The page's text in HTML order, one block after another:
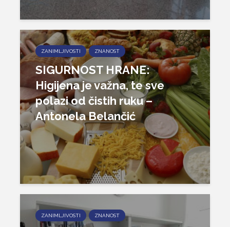
ZANIMLJIVOSTI ZNANOST
SIGURNOST HRANE:
Higijena je važna, te sve
polazi od čistih ruku –
Antonela Belančić
ZANIMLJIVOSTI ZNANOST